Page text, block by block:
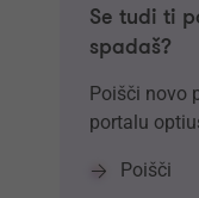
Se tudi ti
spadaš?
Poišči novo
portalu
Poišči